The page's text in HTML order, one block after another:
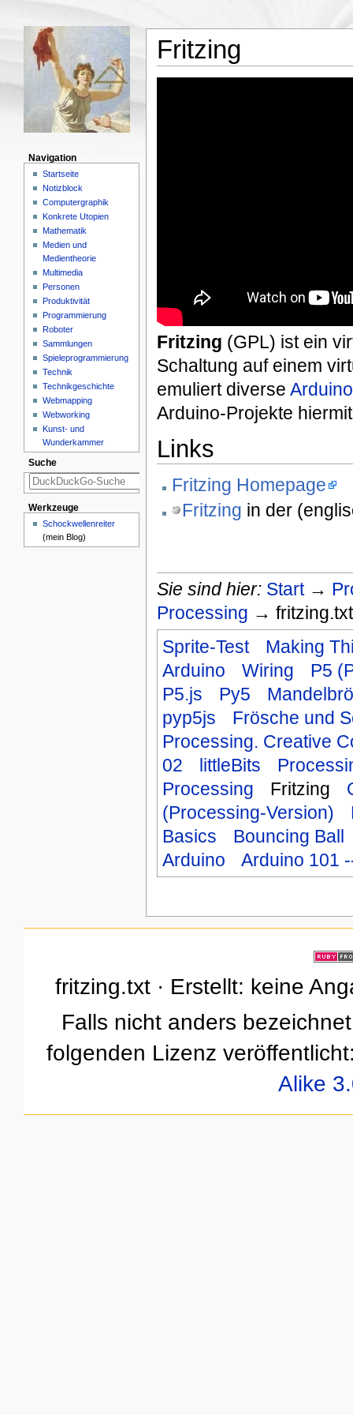
Fritzing
Fritzing (GPL) ist ein
Schaltung auf einem
emuliert diverse Arduino
Arduino-Projekte
Links
Fritzing Homepage
Fritzing in der
Sie sind hier: Start→
Processing → fritzing.txt
Sprite-Test
Making
Arduino
Wiring
P5
P5.js
Py5
pyp5js
Frösche und
Processing. Creative
02
littleBits
Processing
Fritzing
(Processing-Version)
Basics
Bouncing Ball
Arduino
Arduino 101
Navigation
Startseite
Notizblock
Computergraphik
Konkrete Utopien
Mathematik
Medien und
Medientheorie
Multimedia
Personen
Produktivität
Programmierung
Roboter
Sammlungen
Spieleprogrammierung
Technik
Technikgeschichte
Webmapping
Webworking
Kunst- und
Wunderkammer
Suche
Werkzeuge
Schockwellenreiter
(mein Blog)
fritzing.txt · Erstellt: keine
Falls nicht anders
folgenden Lizenz
Alike